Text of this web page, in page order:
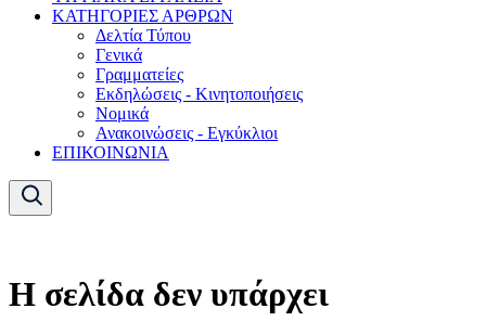
ΚΑΤΗΓΟΡΙΕΣ ΑΡΘΡΩΝ
Δελτία Τύπου
Γενικά
Γραμματείες
Εκδηλώσεις - Κινητοποιήσεις
Νομικά
Ανακοινώσεις - Εγκύκλιοι
ΕΠΙΚΟΙΝΩΝΙΑ
Η σελίδα δεν υπάρχει